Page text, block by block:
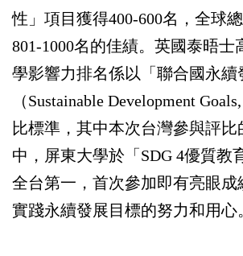
性」項目獲得400-600名，全球
801-1000名的佳績。英國泰晤士
學影響力排名係以「聯合國永續
（Sustainable Development
比標準，其中本次台灣參與評比
中，屏東大學於「SDG 4優質教
全台第一，首次參加即有亮眼成
實踐永續發展目標的努力和用心